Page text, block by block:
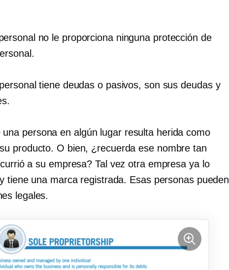
no le proporciona ninguna protección de
tiene deudas o pasivos, son sus deudas y
persona en algún lugar resulta herida como
producto. O bien, ¿recuerda ese nombre tan
a su empresa? Tal vez otra empresa ya lo
tiene una marca registrada. Esas personas pueden
legales.